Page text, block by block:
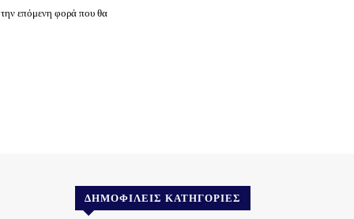
επόμενη φορά που θα
ΔΗΜΟΦΙΛΕΊΣ ΚΑΤΗΓΟΡΊΕΣ